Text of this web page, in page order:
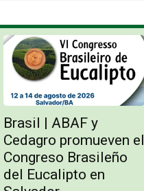
Brasil | ABAF y
Cedagro promueven el
Congreso Brasileño
del Eucalipto en